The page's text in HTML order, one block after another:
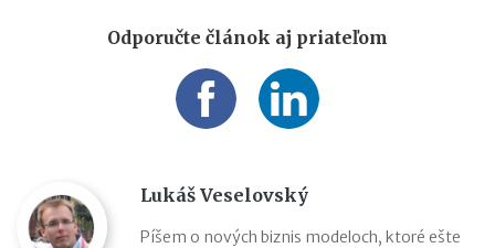
Odporučte článok aj priateľom
Lukáš Veselovský
Píšem o nových biznis modeloch, ktoré ešte